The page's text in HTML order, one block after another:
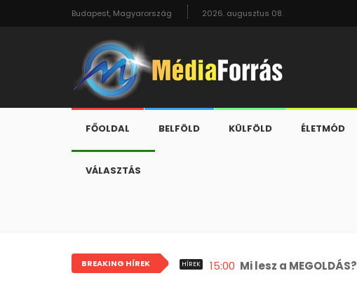
Budapest, Magyarország 2026. augusztus 08.
FŐOLDAL BELFÖLD KÜLFÖLD ÉLETMÓD
VÁLASZTÁS
BREAKING HÍREK HÍREK 15:00 Mi lesz a MEGOLDÁS?